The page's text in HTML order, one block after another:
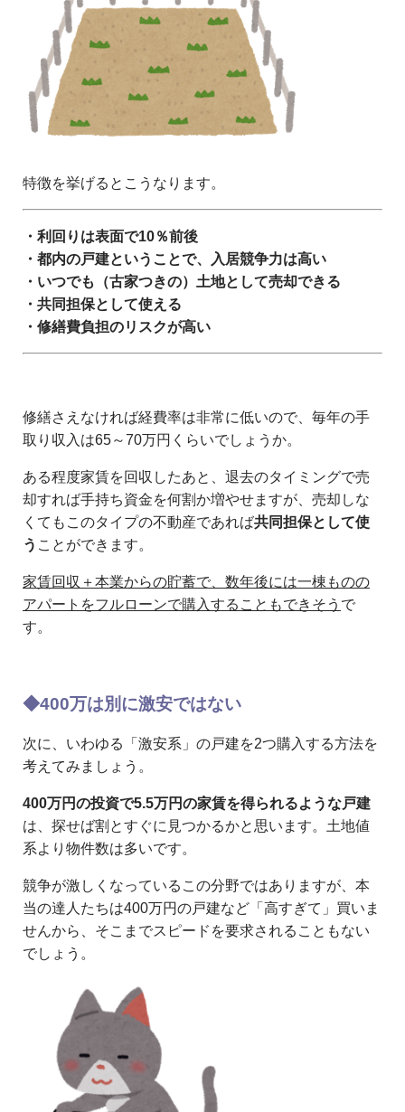
特徴を挙げるとこうなります。
・利回りは表面で10％前後
・都内の戸建ということで、入居競争力は高い
・いつでも（古家つきの）土地として売却できる
・共同担保として使える
・修繕費負担のリスクが高い
修繕さえなければ経費率は非常に低いので、毎年の手
取り収入は65～70万円くらいでしょうか。
ある程度家賃を回収したあと、退去のタイミングで売
却すれば手持ち資金を何割か増やせますが、売却しな
くてもこのタイプの不動産であれば共同担保として使
う ことができます。
家賃回収＋本業からの貯蓄で、数年後には一棟ものの
アパートをフルローンで購入することもできそう で
す。
◆400万は別に激安ではない
次に、いわゆる「激安系」の戸建を2つ購入する方法を
考えてみましょう。
400万円の投資で5.5万円の家賃を得られるような戸建
は、探せば割とすぐに見つかるかと思います。土地値
系より物件数は多いです。
競争が激しくなっているこの分野ではありますが、本
当の達人たちは400万円の戸建など「高すぎて」買いま
せんから、そこまでスピードを要求されることもない
でしょう。